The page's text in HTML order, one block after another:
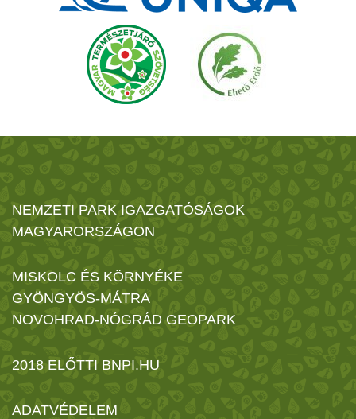
NEMZETI PARK IGAZGATÓSÁGOK
MAGYARORSZÁGON
MISKOLC ÉS KÖRNYÉKE
GYÖNGYÖS-MÁTRA
NOVOHRAD-NÓGRÁD GEOPARK
2018 ELŐTTI BNPI.HU
ADATVÉDELEM